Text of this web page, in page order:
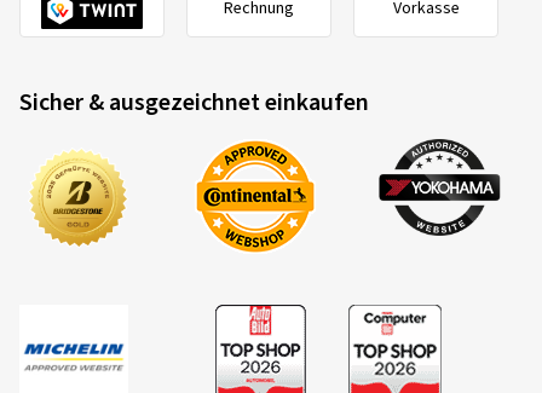
Rechnung Vorkasse
Sicher & ausgezeichnet einkaufen